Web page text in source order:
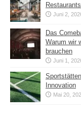
Juni 2,
Das
Warum wir
brauchen
Juni 1,
Innovation
Mai 20,